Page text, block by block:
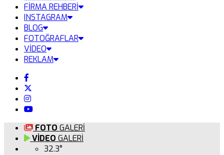
FİRMA REHBERİ
INSTAGRAM
BLOG
FOTOĞRAFLAR
VİDEO
REKLAM
FOTO GALERİ
VİDEO GALERİ
32.3°